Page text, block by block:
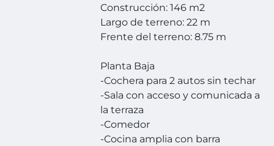
Construcción: 146 m2
Largo de terreno: 22 m
Frente del terreno: 8.75 m
Planta Baja
-Cochera para 2 autos sin techar
-Sala con acceso y comunicada a
la terraza
-Comedor
-Cocina amplia con barra